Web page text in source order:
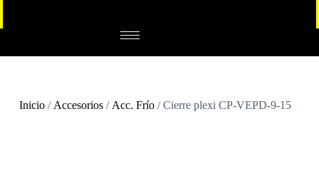
Inicio/ Accesorios/ Acc. Frío/ Cierre plexi CP-VEPD-9-15